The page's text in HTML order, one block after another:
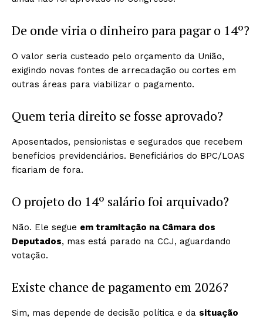
De onde viria o dinheiro para pagar o 14º?
O valor seria custeado pelo orçamento da União,
exigindo novas fontes de arrecadação ou cortes em
outras áreas para viabilizar o pagamento.
Quem teria direito se fosse aprovado?
Aposentados, pensionistas e segurados que recebem
benefícios previdenciários. Beneficiários do BPC/LOAS
ficariam de fora.
O projeto do 14º salário foi arquivado?
Não. Ele segue em tramitação na Câmara dos
Deputados, mas está parado na CCJ, aguardando
votação.
Existe chance de pagamento em 2026?
Sim, mas depende de decisão política e da situação